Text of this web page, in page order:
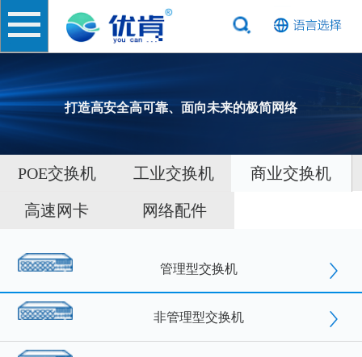
打造高安全高可靠、面向未来的极简网络
POE交换机 工业交换机 商业交换机
高速网卡 网络配件
管理型交换机
非管理型交换机